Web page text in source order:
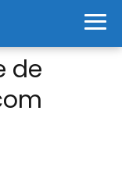
de